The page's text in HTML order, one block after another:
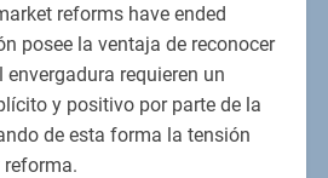
reforms have ended
posee la ventaja de reconocer
requieren un
y positivo por parte de la
de esta forma la tensión
reforma.